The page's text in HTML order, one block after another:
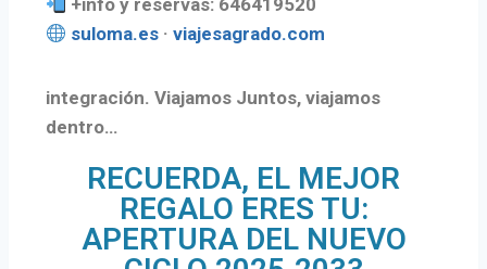
+info y reservas: 646419520
suloma.es · viajesagrado.com
integración. Viajamos Juntos, viajamos
dentro…
RECUERDA, EL MEJOR
REGALO ERES TU:
APERTURA DEL NUEVO